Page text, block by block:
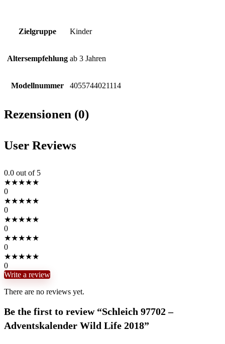
Zielgruppe Kinder
Altersempfehlung ab 3 Jahren
Modellnummer 4055744021114
Rezensionen (0)
User Reviews
0.0 out of 5
★★★★★
0
★★★★★
0
★★★★★
0
★★★★★
0
★★★★★
0
Write a review
There are no reviews yet.
Be the first to review “Schleich 97702 –
Adventskalender Wild Life 2018”